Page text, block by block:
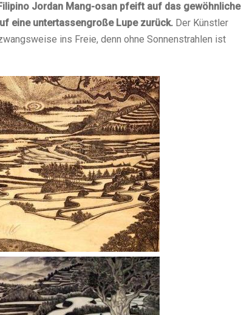
Jordan Mang-osan pfeift auf das gewöhnliche
eine untertassengroße Lupe zurück. Der Künstler
ins Freie, denn ohne Sonnenstrahlen ist